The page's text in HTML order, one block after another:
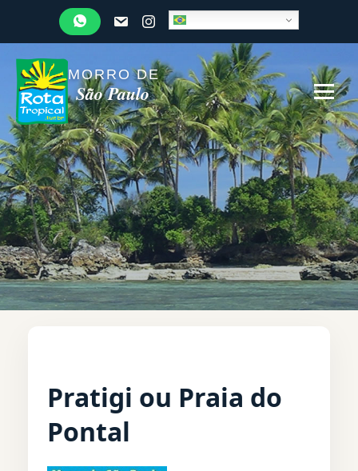
MORRO DE
São Paulo
Pratigi ou Praia do
Pontal